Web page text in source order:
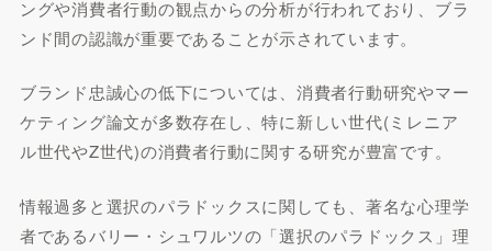
ングや消費者行動の観点からの分析が行われており、ブラ
ンド間の認識が重要であることが示されています。
ブランド忠誠心の低下については、消費者行動研究やマー
ケティング論文が多数存在し、特に新しい世代(ミレニア
ル世代やZ世代)の消費者行動に関する研究が豊富です。
情報過多と選択のパラドックスに関しても、著名な心理学
者であるバリー・シュワルツの「選択のパラドックス」理